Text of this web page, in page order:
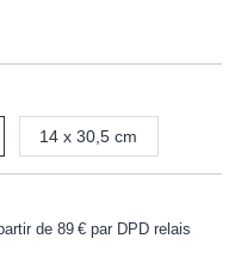
14 x 30,5 cm
de 89 €par DPD relais